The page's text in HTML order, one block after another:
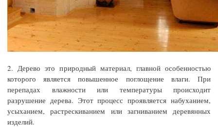
2. Дерево это природный материал, главной особенностью
которого является повышенное поглощение влаги. При
перепадах влажности или температуры происходит
разрушение дерева. Этот процесс проявляется набуханием,
усыханием, растрескиванием или загниванием деревянных
изделий.